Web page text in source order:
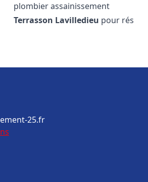
plombier assainissement
Terrasson Lavilledieu pour rés
25.fr